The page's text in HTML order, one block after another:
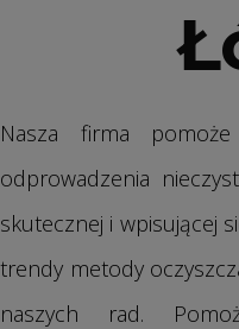
Nasza firma
odprowadzenia
skutecznej i wpisującej
trendy metody
naszych rad.